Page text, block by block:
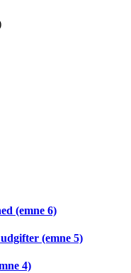
(emne 6)
(emne 5)
4)